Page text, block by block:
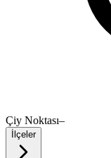
Çiy Noktası–
İlçeler